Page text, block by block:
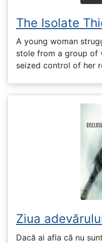
The Isolate
A young woman
stole from a group of
seized control of her
Ziua
Dacă ai afla că nu